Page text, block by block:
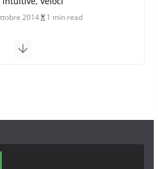
da Neve Arexocks by
26 Ottobre 2013